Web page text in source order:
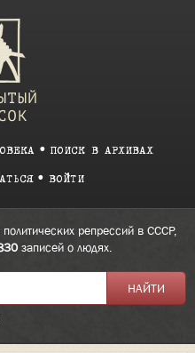
ПОИСК В АРХИВАХ
ВОЙТИ
репрессий в СССР,
записей о людях.